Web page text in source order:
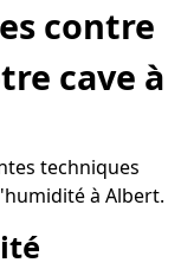
contre
cave à
techniques
à Albert.